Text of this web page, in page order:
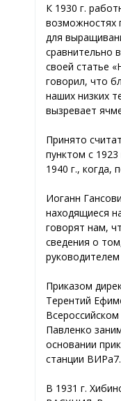
К 1930 г.
возможностях
для
сравнительно
своей статье
говорил, что
наших низких
вызревает
Принято
пунктом с
1940 г., когда,
Иоганн
находящиеся
говорят нам,
сведения о
Приказом
Терентий
Павленко
основании
станции ВИРа7.
В 1931 г.